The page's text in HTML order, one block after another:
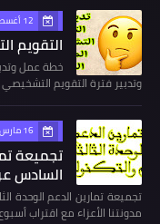
12 أغسطس 2024
التقويم
وتدبير فترة التقويم التشخيصي 2022/2023 السلام عليكم متابعي مو…
16 مارس 2024
تجميعة
السادس
تجميعة تمارين الدعم الوحدة
مدونتنا الأعزاء مع اقتراب